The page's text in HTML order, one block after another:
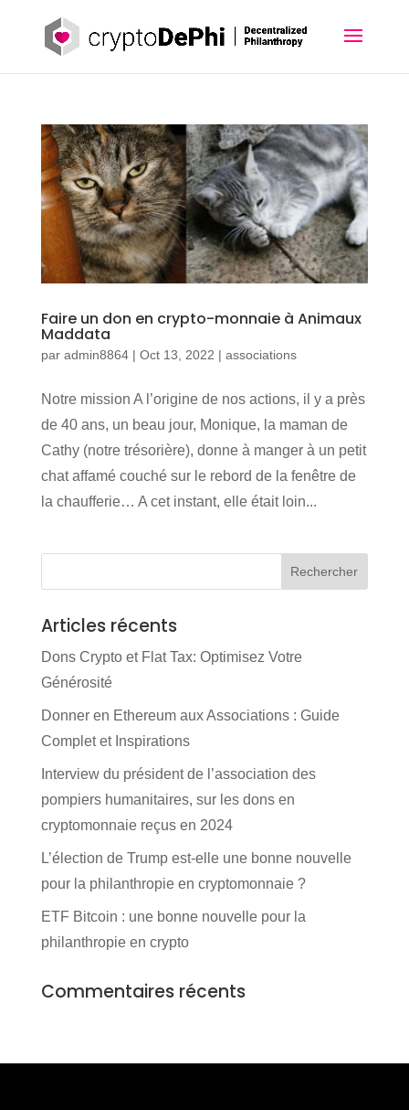
Faire un don en crypto-monnaie à Animaux
Maddata
par admin8864| Oct 13, 2022 | associations
Notre mission A l’origine de nos actions, il y a près
de 40 ans, un beau jour, Monique, la maman de
Cathy (notre trésorière), donne à manger à un petit
chat affamé couché sur le rebord de la fenêtre de
la chaufferie… A cet instant, elle était loin...
Articles récents
Dons Crypto et Flat Tax: Optimisez Votre
Générosité
Donner en Ethereum aux Associations : Guide
Complet et Inspirations
Interview du président de l’association des
pompiers humanitaires, sur les dons en
cryptomonnaie reçus en 2024
L’élection de Trump est-elle une bonne nouvelle
pour la philanthropie en cryptomonnaie ?
ETF Bitcoin : une bonne nouvelle pour la
philanthropie en crypto
Commentaires récents